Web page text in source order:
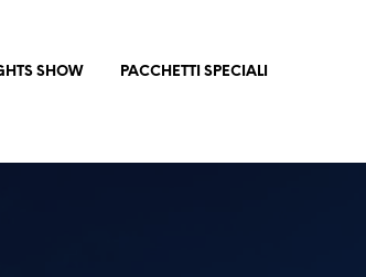
SHOW
PACCHETTI SPECIALI